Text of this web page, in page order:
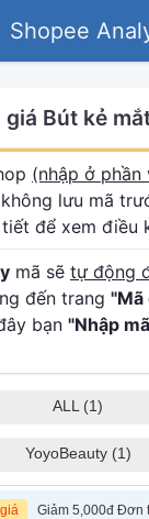
Shopee
giá Bút kẻ
(nhập ở phần
lưu mã
để xem điều
mã sẽ tự động
đến trang "Mã
bạn "Nhập
ALL (1)
YoyoBeauty (1)
Giảm 5,000đ Đơn